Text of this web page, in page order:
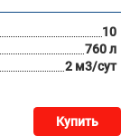
10
760 л
2 м3/сут
Купить